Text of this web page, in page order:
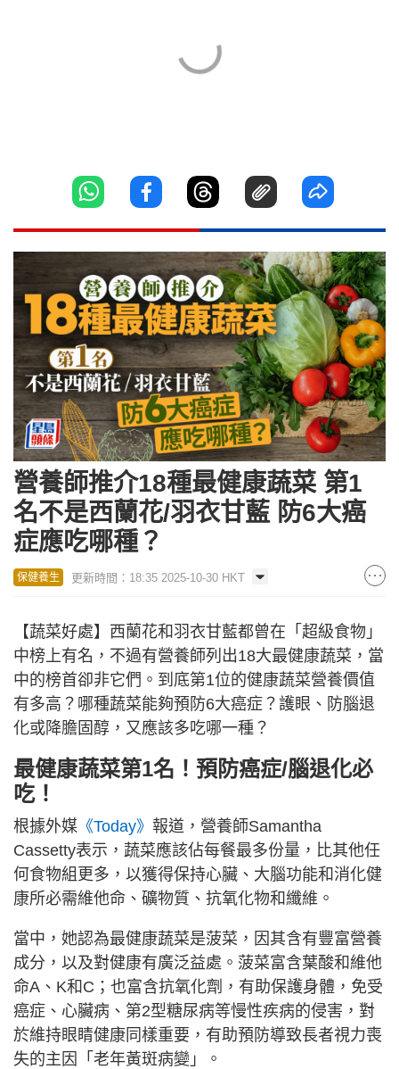
營養師推介18種最健康蔬菜 第1
名不是西蘭花/羽衣甘藍 防6大癌
症應吃哪種？
保健養生 更新時間：18:35 2025-10-30 HKT
【蔬菜好處】西蘭花和羽衣甘藍都曾在「超級食物」
中榜上有名，不過有營養師列出18大最健康蔬菜，當
中的榜首卻非它們。到底第1位的健康蔬菜營養價值
有多高？哪種蔬菜能夠預防6大癌症？護眼、防腦退
化或降膽固醇，又應該多吃哪一種？
最健康蔬菜第1名！預防癌症/腦退化必
吃！
根據外媒 《Today》 報道，營養師Samantha
Cassetty表示，蔬菜應該佔每餐最多份量，比其他任
何食物組更多，以獲得保持心臟、大腦功能和消化健
康所必需維他命、礦物質、抗氧化物和纖維。
當中，她認為最健康蔬菜是菠菜，因其含有豐富營養
成分，以及對健康有廣泛益處。菠菜富含葉酸和維他
命A、K和C；也富含抗氧化劑，有助保護身體，免受
癌症、心臟病、第2型糖尿病等慢性疾病的侵害，對
於維持眼睛健康同樣重要，有助預防導致長者視力喪
失的主因「老年黃斑病變」。